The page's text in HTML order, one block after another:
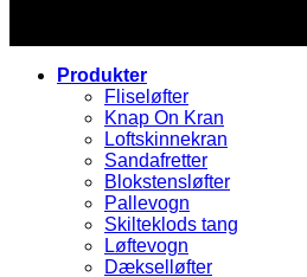
Produkter
Fliseløfter
Knap On Kran
Loftskinnekran
Sandafretter
Blokstensløfter
Pallevogn
Skilteklods tang
Løftevogn
Dækselløfter